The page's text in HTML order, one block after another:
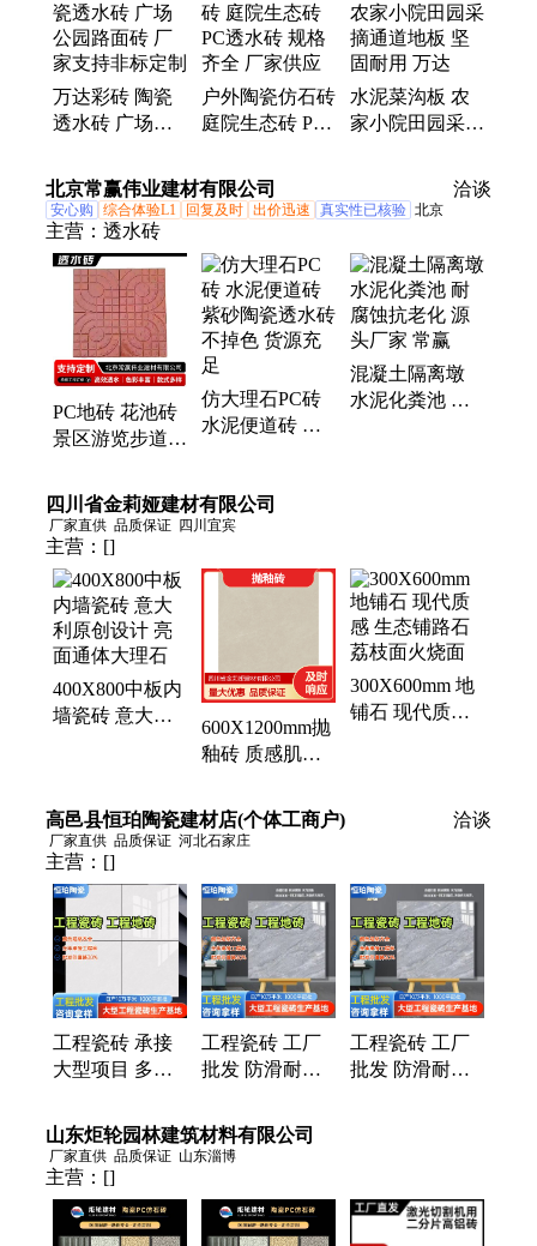
万达彩砖 陶瓷
透水砖 广场公
支持非标定制
户外陶瓷仿石砖
庭院生态砖 PC
全 厂家供应
水泥菜沟板 农
家小院田园采摘
北京常赢伟业建材有限公司 洽谈
安心购 综合体验L1 回复及时 出价迅速 真实性已核验 北京
主营： 透水砖
PC地砖 花池砖
景区游览步道
现货现发 常赢
仿大理石PC砖
水泥便道砖 紫
足
混凝土隔离墩
水泥化粪池 耐
四川省金莉娅建材有限公司
厂家直供 品质保证 四川宜宾
主营： []
400X800中板内
墙瓷砖 意大利
600X1200mm抛
釉砖 质感肌肤
套设计
300X600mm 地
铺石 现代质感
高邑县恒珀陶瓷建材店(个体工商户) 洽谈
厂家直供 品质保证 河北石家庄
主营： []
工程瓷砖 承接
大型项目 多场
磨 颜色规格齐
全 全国发货
工程瓷砖 工厂
批发 防滑耐磨
全国发货 咨询
拿样
工程瓷砖 工厂
批发 防滑耐磨
山东炬轮园林建筑材料有限公司
厂家直供 品质保证 山东淄博
主营： []